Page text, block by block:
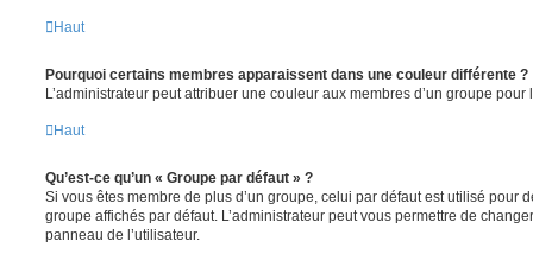
Haut
Pourquoi certains membres apparaissent dans une couleur différente ?
L’administrateur peut attribuer une couleur aux membres d’un groupe
Haut
Qu’est-ce qu’un « Groupe par défaut » ?
Si vous êtes membre de plus d’un groupe, celui par défaut est utilisé pour
groupe affichés par défaut. L’administrateur peut vous permettre de
panneau de l’utilisateur.